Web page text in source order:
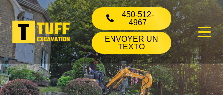
450-512-
4967
ENVOYER UN
TEXTO